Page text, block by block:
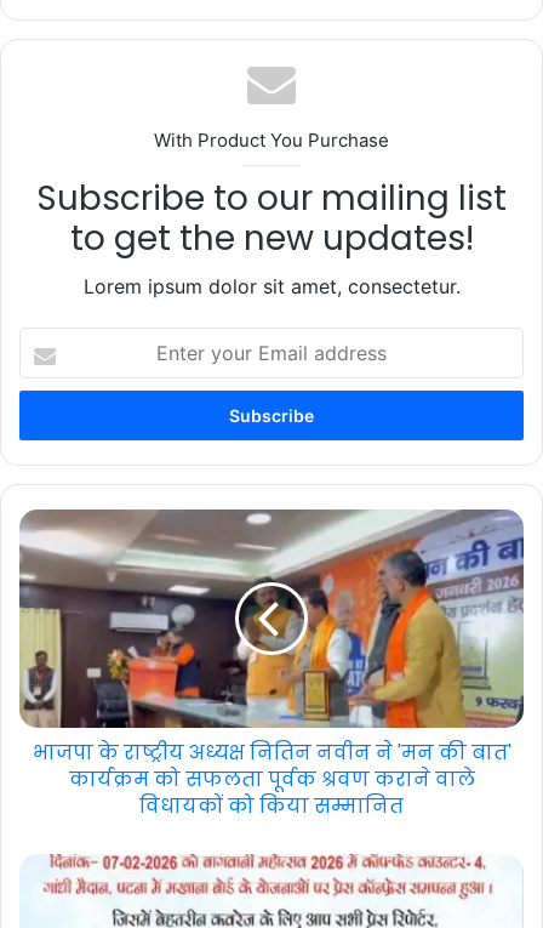
With Product You Purchase
Subscribe to our mailing list
to get the new updates!
Lorem ipsum dolor sit amet, consectetur.
your
Email
भाजपा के राष्ट्रीय अध्यक्ष नितिन नवीन ने 'मन की बात'
कार्यक्रम को सफलता पूर्वक श्रवण कराने वाले
विधायकों को किया सम्मानित